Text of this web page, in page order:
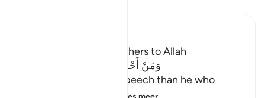
The Virtue of calling Others to Allah
وَمَنْ أَحْسَنُ قَوْلاً مِّمَّن دَعَآ إِلَى اللَّهِ
(And who is better in speech than he who